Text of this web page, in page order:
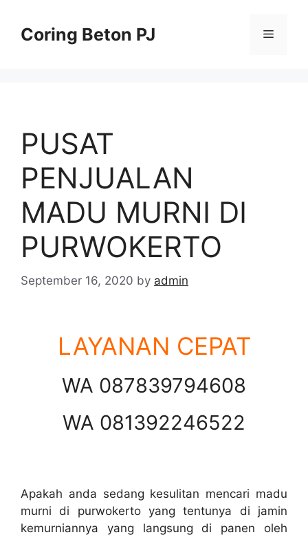
contentCoring Beton PJ Menu
PUSAT
PENJUALAN
MADU MURNI DI
PURWOKERTO
September 16, 2020 by admin
LAYANAN CEPAT
WA 087839794608
WA 081392246522
Apakah anda sedang kesulitan mencari madu
murni di purwokerto yang tentunya di jamin
kemurniannya yang langsung di panen oleh